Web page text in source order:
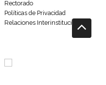
Rectorado
Políticas de Privacidad
Relaciones Interinstitucionales